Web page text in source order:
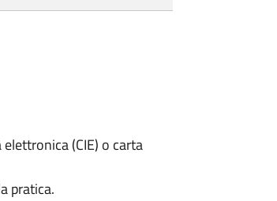
(CIE) o carta
pratica.